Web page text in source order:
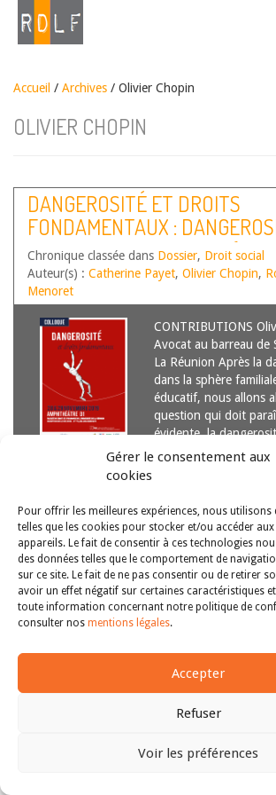
Gérer le consentement aux
cookies
Pour offrir les meilleures expériences, nous utilisons
telles que les cookies pour stocker et/ou accéder
appareils. Le fait de consentir à ces technologies
des données telles que le comportement de
sur ce site. Le fait de ne pas consentir ou de retirer
avoir un effet négatif sur certaines caractéristiques
toute information concernant notre politique de
consulter nos mentions légales.
Accepter
Refuser
Voir les préférences
Accueil / Archives / Olivier Chopin
OLIVIER CHOPIN
DANGEROSITÉ ET DROITS
FONDAMENTAUX :
MILIEU PROFESSIONNEL
N°4)
Chronique classée dans Dossier, Droit social
Auteur(s) : Catherine Payet, Olivier Chopin,
Menoret
CONTRIBUTIONS
Avocat au barreau de
La Réunion Après la
dans la sphère
éducatif, nous allons
question qui doit
évidente, la
milieu professionnel.
Copyright © 2011-2026Revue des droits et
| Tous droits réservés |mentions